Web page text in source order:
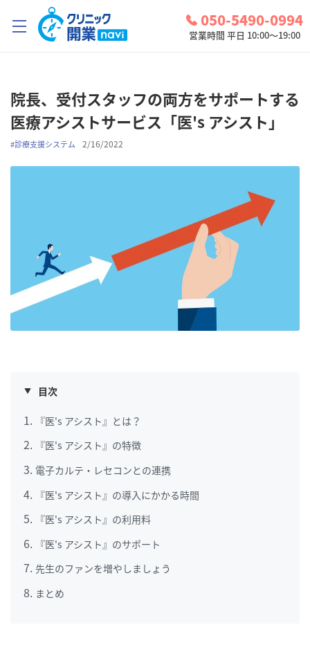
050-5490-0994
営業時間 平日 10:00～19:00
院長、受付スタッフの両方をサポートする
医療アシストサービス「医's アシスト」
#診療支援システム 2/16/2022
目次
『医's アシスト』とは？
『医's アシスト』の特徴
電子カルテ・レセコンとの連携
『医's アシスト』の導入にかかる時間
『医's アシスト』の利用料
『医's アシスト』のサポート
先生のファンを増やしましょう
まとめ
診療圏調査
コンシェルジュサービス
お問い合わせ